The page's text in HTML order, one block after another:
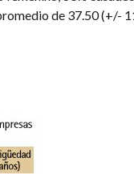
de 37.50 (+/-